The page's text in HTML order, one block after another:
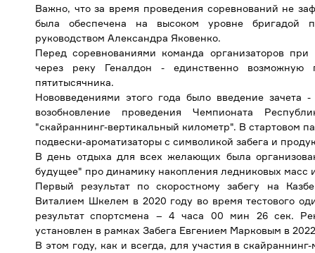
Важно, что за время проведения соревнований не
была обеспечена на высоком уровне бригадой
руководством Александра Яковенко.
Перед соревнованиями команда организаторов
через реку Геналдон - единственно
пятитысячника.
Нововведениями этого года было введение
возобновление проведения Чемпионата
"скайраннинг-вертикальный километр". В стартовом
подвески-ароматизаторы с символикой забега и
В день отдыха для всех желающих была
будущее" про динамику накопления ледниковых масс
Первый результат по скоростному забегу на
Виталием Шкелем в 2020 году во время тестового
результат спортсмена – 4 часа 00 мин 26 сек.
установлен в рамках Забега Евгением Марковым в
В этом году, как и всегда, для участия в